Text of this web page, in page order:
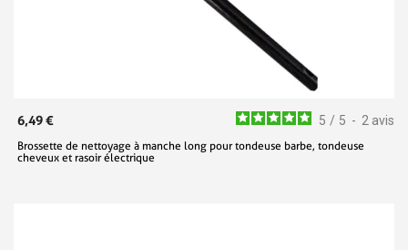
5 / 5 - 2 avis
6,49 €
Brossette de nettoyage à manche long pour tondeuse barbe, tondeuse
cheveux et rasoir électrique